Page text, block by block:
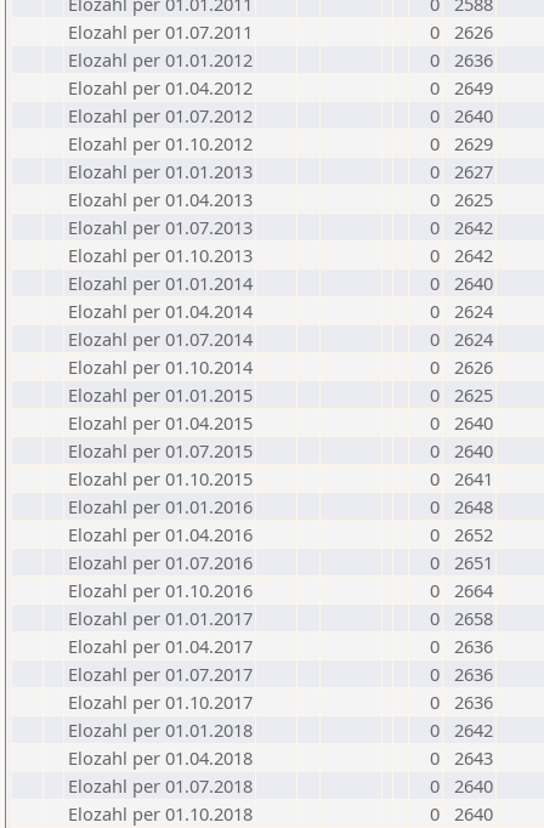
Elozahl per 01.07.2011
0 2626
Elozahl per 01.01.2012
0 2636
Elozahl per 01.04.2012
0 2649
Elozahl per 01.07.2012
0 2640
Elozahl per 01.10.2012
0 2629
Elozahl per 01.01.2013
0 2627
Elozahl per 01.04.2013
0 2625
Elozahl per 01.07.2013
0 2642
Elozahl per 01.10.2013
0 2642
Elozahl per 01.01.2014
0 2640
Elozahl per 01.04.2014
0 2624
Elozahl per 01.07.2014
0 2624
Elozahl per 01.10.2014
0 2626
Elozahl per 01.01.2015
0 2625
Elozahl per 01.04.2015
0 2640
Elozahl per 01.07.2015
0 2640
Elozahl per 01.10.2015
0 2641
Elozahl per 01.01.2016
0 2648
Elozahl per 01.04.2016
0 2652
Elozahl per 01.07.2016
0 2651
Elozahl per 01.10.2016
0 2664
Elozahl per 01.01.2017
0 2658
Elozahl per 01.04.2017
0 2636
Elozahl per 01.07.2017
0 2636
Elozahl per 01.10.2017
0 2636
Elozahl per 01.01.2018
0 2642
Elozahl per 01.04.2018
0 2643
Elozahl per 01.07.2018
0 2640
Elozahl per 01.10.2018
0 2640